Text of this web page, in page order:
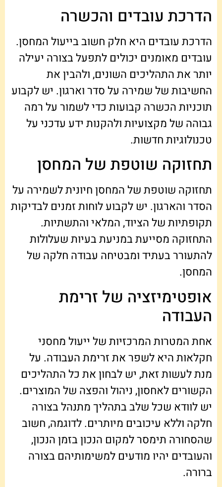
הדרכת עובדים והכשרה
הדרכת עובדים היא חלק חשוב בייעול המחסן.
עובדים מאומנים יכולים לתפעל בצורה יעילה
יותר את התהליכים השונים, ולהבין את
החשיבות של שמירה על סדר וארגון. יש לקבוע
תוכניות הכשרה קבועות כדי לשמור על רמה
גבוהה של מקצועיות ולהקנות ידע עדכני על
טכנולוגיות חדשות.
תחזוקה שוטפת של המחסן
תחזוקה שוטפת של המחסן חיונית לשמירה על
הסדר והארגון. יש לקבוע לוחות זמנים לבדיקות
תקופתיות של הציוד, המלאי והתשתיות.
התחזוקה מסייעת במניעת בעיות שעלולות
להתעורר בעתיד ומבטיחה עבודה חלקה של
המחסן.
אופטימיזציה של זרימת
העבודה
אחת המטרות המרכזיות של ייעול מחסני
חקלאות היא לשפר את זרימת העבודה. על
מנת לעשות זאת, יש לבחון את כל התהליכים
הקשורים לאחסון, ניהול והפצה של המוצרים.
יש לוודא שכל שלב בתהליך מתנהל בצורה
חלקה וללא עיכובים מיותרים. לדוגמה, חשוב
שהסחורה תימסר למקום הנכון בזמן הנכון,
והעובדים יהיו מודעים למשימותיהם בצורה
ברורה.